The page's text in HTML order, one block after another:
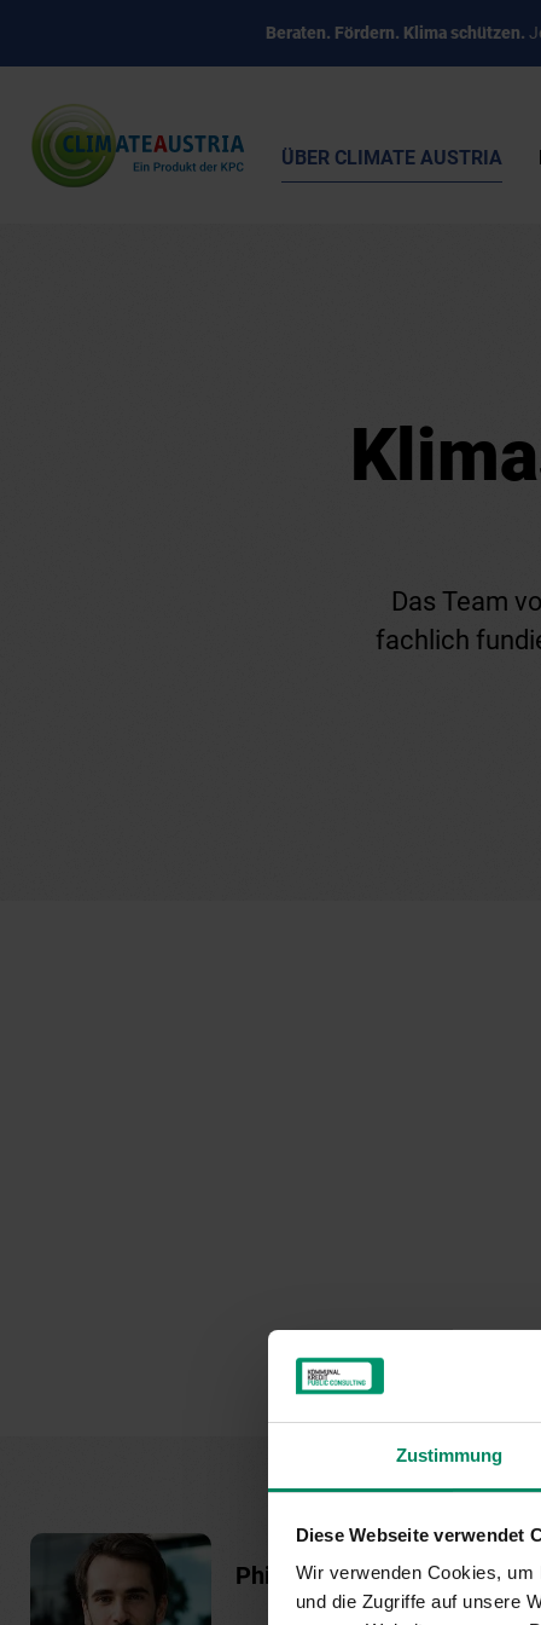
Zustimmung
Diese Webseite verwendet
Wir verwenden Cookies,
und die Zugriffe auf unsere
Beraten. Fördern. Klima schützen.
ÜBER CLIMATE AUSTRIA
Das Team
fachlich
Philipp Trummer